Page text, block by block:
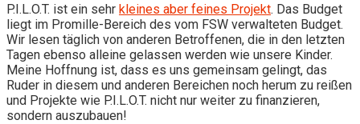
P.I.L.O.T. ist ein sehr kleines aber feines Projekt. Das Budget
liegt im Promille-Bereich des vom FSW verwalteten Budget.
Wir lesen täglich von anderen Betroffenen, die in den letzten
Tagen ebenso alleine gelassen werden wie unsere Kinder.
Meine Hoffnung ist, dass es uns gemeinsam gelingt, das
Ruder in diesem und anderen Bereichen noch herum zu reißen
und Projekte wie P.I.L.O.T. nicht nur weiter zu finanzieren,
sondern auszubauen!